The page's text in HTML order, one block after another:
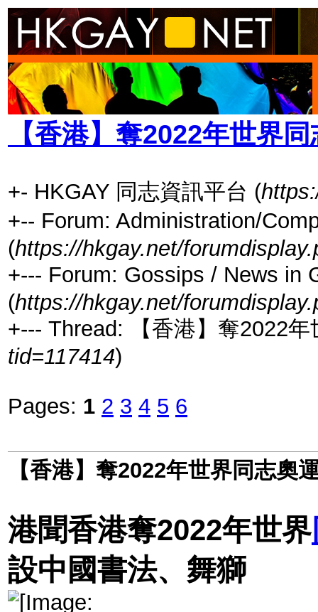
【香港】奪2022年世界
+- HKGAY 同志資訊平台 (
+-- Forum: Administration/
(https://hkgay.net/
+--- Forum: Gossips / News in
(https://hkgay.net/
+--- Thread: 【香港】奪2022
tid=117414)
Pages: 1 2 3 4 5 6
【香港】奪2022年世界同志奧
港聞香港奪2022年世界
設中國書法、舞獅